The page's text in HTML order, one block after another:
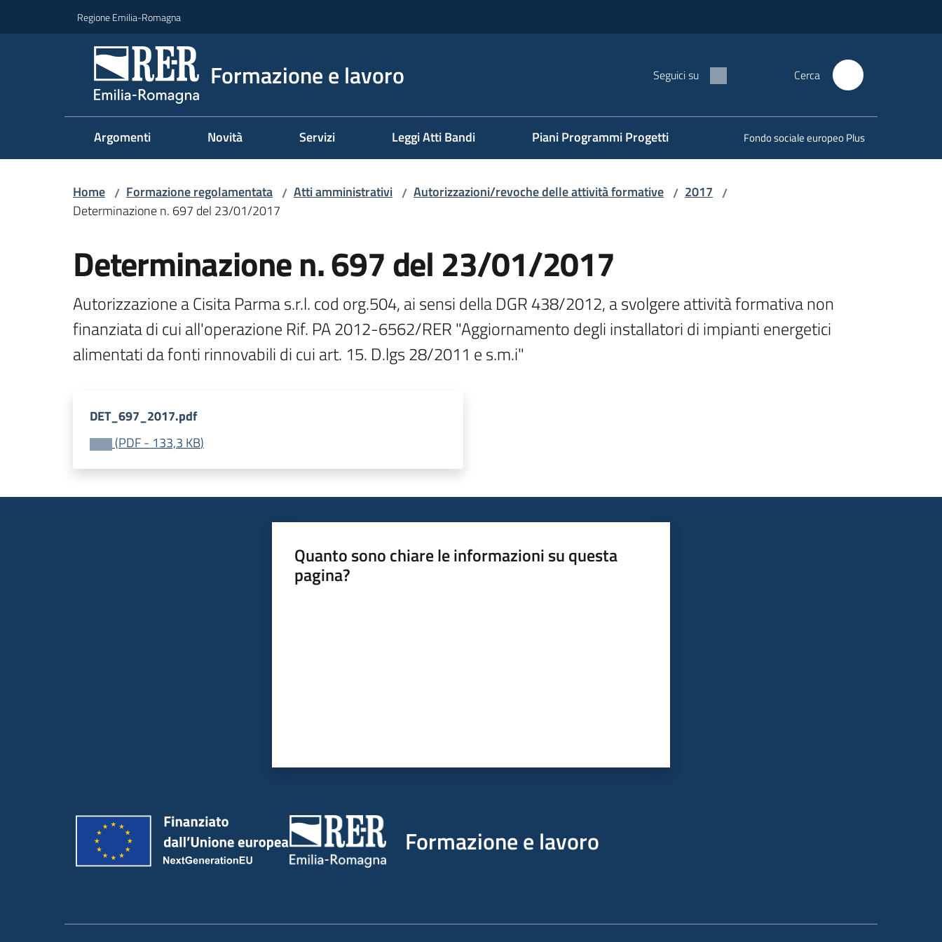
Regione Emilia-Romagna
Formazione e lavoro Seguici su Cerca
Argomenti Novità Servizi Leggi Atti Bandi Piani Programmi Progetti Fondo sociale europeo Plus
Home / Formazione regolamentata / Atti amministrativi / Autorizzazioni/revoche delle attività formative / 2017 /
Determinazione n. 697 del 23/01/2017
Determinazione n. 697 del 23/01/2017
Autorizzazione a Cisita Parma s.r.l. cod org.504, ai sensi della DGR 438/2012, a svolgere attività formativa non
finanziata di cui all'operazione Rif. PA 2012-6562/RER "Aggiornamento degli installatori di impianti energetici
alimentati da fonti rinnovabili di cui art. 15. D.lgs 28/2011 e s.m.i"
DET_697_2017.pdf
(PDF- 133,3 KB)
Quanto sono chiare le informazioni su questa
pagina?
Formazione e lavoro